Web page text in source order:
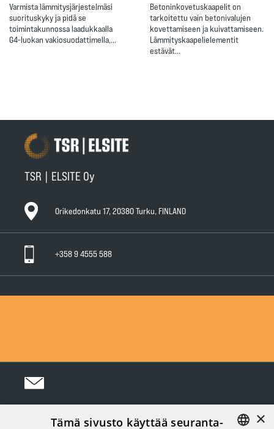
Varmista lämmitysjärjestelmäsi
suorituskyky ja pidä se
toimintakunnossa laadukkaalla
G4-luokan vakiosuodattimella,…
Betoninkovetuskaapelit on
tarkoitettu vain betonivalujen
kovettamiseen ja kuivattamiseen.
Lämmityskaapelielementit
estävät…
TSR | ELSITE Oy
Orikedonkatu 17, 20380 Turku, FINLAND
+358 9 4555 588
×
Tämä sivusto käyttää seuranta-